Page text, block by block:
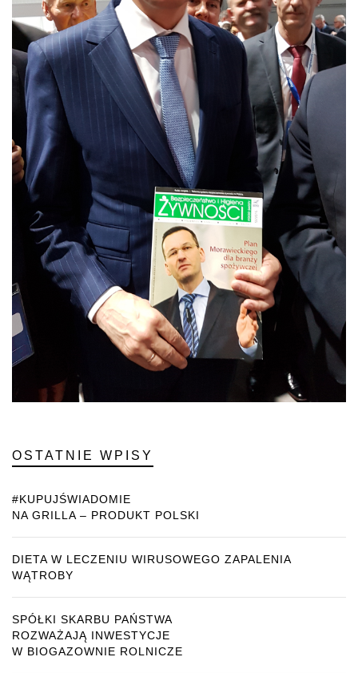
OSTATNIE WPISY
#KUPUJŚWIADOMIE
NA GRILLA – PRODUKT POLSKI
DIETA W LECZENIU WIRUSOWEGO ZAPALENIA
WĄTROBY
SPÓŁKI SKARBU PAŃSTWA
ROZWAŻAJĄ INWESTYCJE
W BIOGAZOWNIE ROLNICZE